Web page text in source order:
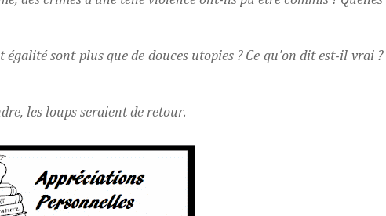
sont plus que de douces utopies ? Ce qu'on dit est-il vrai ?
les loups seraient de retour.